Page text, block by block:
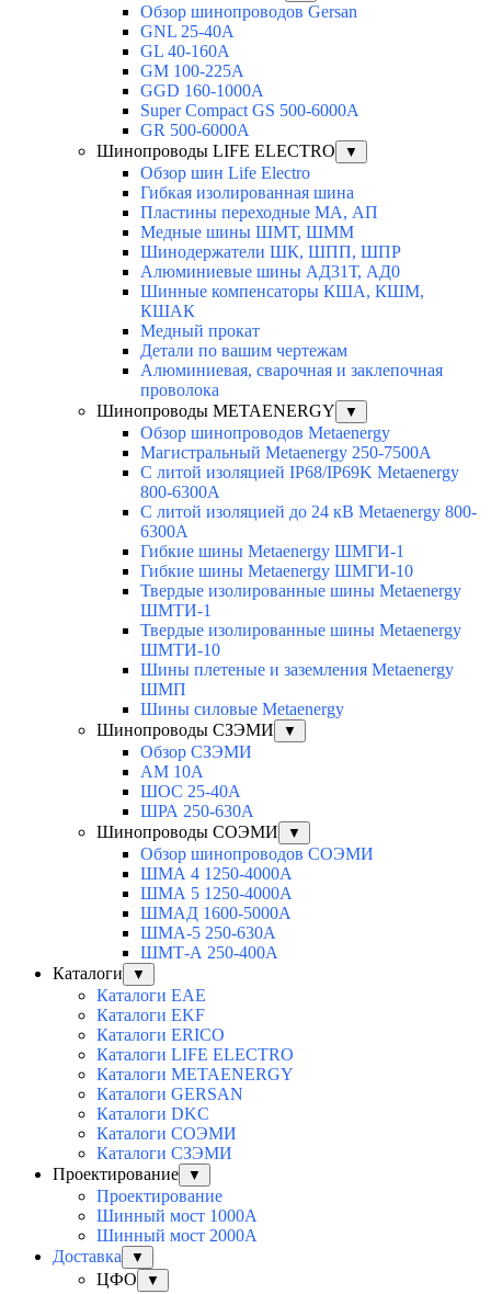
Обзор шинопроводов Gersan
GNL 25-40A
GL 40-160A
GM 100-225A
GGD 160-1000A
Super Compact GS 500-6000A
GR 500-6000A
Шинопроводы LIFE ELECTRO
▼
Обзор шин Life Electro
Гибкая изолированная шина
Пластины переходные МА, АП
Медные шины ШМТ, ШММ
Шинодержатели ШК, ШПП, ШПР
Алюминиевые шины АД31Т, АД0
Шинные компенсаторы КША, КШМ,
КШАК
Медный прокат
Детали по вашим чертежам
Алюминиевая, cварочная и заклепочная
проволока
Шинопроводы METAENERGY
▼
Обзор шинопроводов Metaenergy
Магистральный Metaenergy 250-7500A
С литой изоляцией IP68/IP69K Metaenergy
800-6300A
С литой изоляцией до 24 кВ Metaenergy 800-
6300A
Гибкие шины Metaenergy ШМГИ-1
Гибкие шины Metaenergy ШМГИ-10
Твердые изолированные шины Metaenergy
ШМТИ-1
Твердые изолированные шины Metaenergy
ШМТИ-10
Шины плетеные и заземления Metaenergy
ШМП
Шины силовые Metaenergy
Шинопроводы СЗЭМИ
▼
Обзор СЗЭМИ
АМ 10А
ШОС 25-40А
ШРА 250-630А
Шинопроводы СОЭМИ
▼
Обзор шинопроводов СОЭМИ
ШМА 4 1250-4000А
ШМА 5 1250-4000А
ШМАД 1600-5000А
ШМА-5 250-630А
ШМТ-А 250-400А
Каталоги
▼
Каталоги EAE
Каталоги EKF
Каталоги ERICO
Каталоги LIFE ELECTRO
Каталоги METAENERGY
Каталоги GERSAN
Каталоги DKC
Каталоги СОЭМИ
Каталоги СЗЭМИ
Проектирование
▼
Проектирование
Шинный мост 1000А
Шинный мост 2000А
Доставка
▼
ЦФО ▼